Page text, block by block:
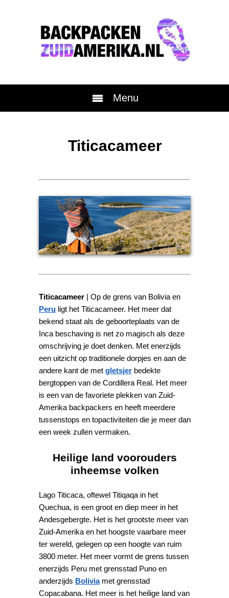
Menu
Titicacameer
Titicacameer | Op de grens van Bolivia en
Peru ligt het Titicacameer. Het meer dat
bekend staat als de geboorteplaats van de
Inca beschaving is net zo magisch als deze
omschrijving je doet denken. Met enerzijds
een uitzicht op traditionele dorpjes en aan de
andere kant de metgletsjer bedekte
bergtoppen van de Cordillera Real. Het meer
is een van de favoriete plekken van Zuid-
Amerika backpackers en heeft meerdere
tussenstops en topactiviteiten die je meer dan
een week zullen vermaken.
Heilige land voorouders
inheemse volken
Lago Titicaca, oftewel Titiqaqa in het
Quechua, is een groot en diep meer in het
Andesgebergte. Het is het grootste meer van
Zuid-Amerika en het hoogste vaarbare meer
ter wereld, gelegen op een hoogte van ruim
3800 meter. Het meer vormt de grens tussen
enerzijds Peru met grensstad Puno en
anderzijds Boliviamet grensstad
Copacabana. Het meer is het heilige land van